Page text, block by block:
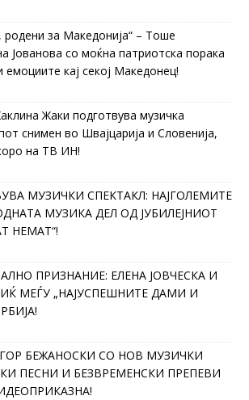
родени за Македонија“ – Тоше
Јованова со моќна патриотска порака
емоциите кај секој Македонец!
Жаки подготвува музичка
снимен во Швајцарија и Словенија,
на ТВ ИН!
МУЗИЧКИ СПЕКТАКЛ: НАЈГОЛЕМИТЕ
МУЗИКА ДЕЛ ОД ЈУБИЛЕЈНИОТ
НЕМАТ“!
ПРИЗНАНИЕ: ЕЛЕНА ЈОВЧЕСКА И
МЕЃУ „НАЈУСПЕШНИТЕ ДАМИ И
БЕЖАНОСКИ СО НОВ МУЗИЧКИ
ПЕСНИ И БЕЗВРЕМЕНСКИ ПРЕПЕВИ